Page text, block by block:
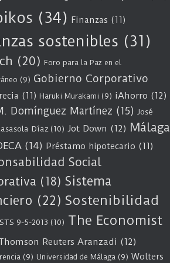
(34) Finanzas (11)
sostenibles (31)
(20) Foro para la Paz en el
(9) Gobierno Corporativo
(11) Haruki Murakami (9) iAhorro (12)
Domínguez Martínez (15) José
Díaz (10) Jot Down (12) Málaga
(14) Préstamo hipotecario (11)
Social
(18) Sistema
(22) Sostenibilidad
STS 9-5-2013 (10) The Economist
Reuters Aranzadi (12)
(9) Universidad de Málaga (9) Wolters